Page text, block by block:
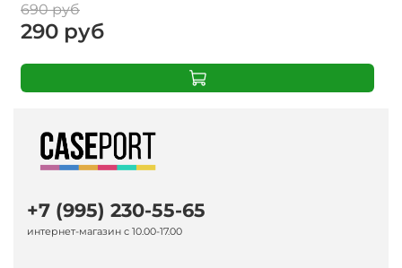
690 руб
290 руб
+7 (995) 230-55-65
интернет-магазин с 10.00-17.00